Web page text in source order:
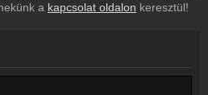
a kapcsolat oldalon keresztül!